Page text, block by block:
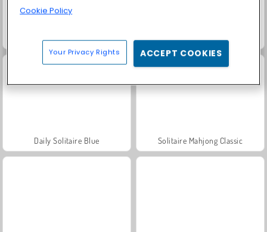
Freecell Solitaire Blue Gameloft Solitaire
Daily Solitaire Blue Solitaire Mahjong Classic
Cookie Policy
Your Privacy Rights ACCEPT COOKIES